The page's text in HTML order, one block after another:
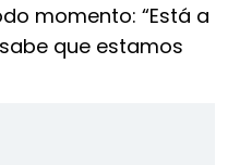
momento: “Está a
que estamos